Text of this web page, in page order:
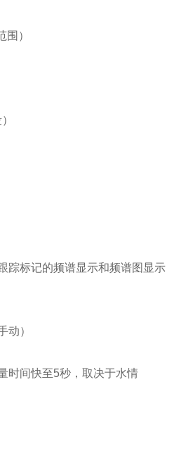
）
标记的频谱显示和频谱图显示
动）
时间快至5秒，取决于水情